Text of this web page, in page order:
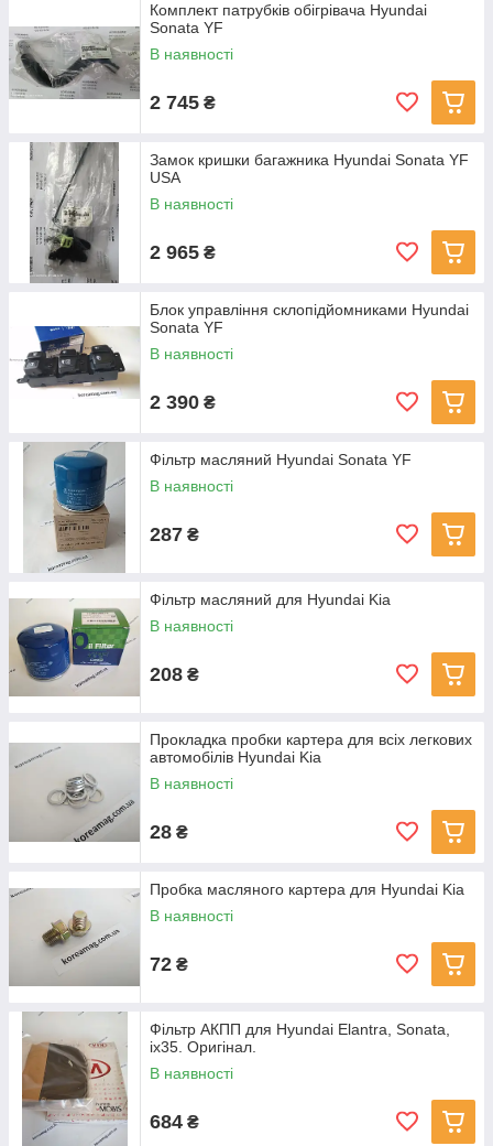
Комплект патрубків обігрівача Hyundai
Sonata YF
В наявності
2 745 ₴
Замок кришки багажника Hyundai Sonata YF
USA
В наявності
2 965 ₴
Блок управління склопідйомниками Hyundai
Sonata YF
В наявності
2 390 ₴
Фільтр масляний Hyundai Sonata YF
В наявності
287 ₴
Фільтр масляний для Hyundai Kia
В наявності
208 ₴
Прокладка пробки картера для всіх легкових
автомобілів Hyundai Kia
В наявності
28 ₴
Пробка масляного картера для Hyundai Kia
В наявності
72 ₴
Фільтр АКПП для Hyundai Elantra, Sonata,
ix35. Оригінал.
В наявності
684 ₴